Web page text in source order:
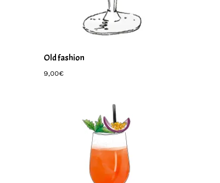
Old fashion
9,00€
9,00